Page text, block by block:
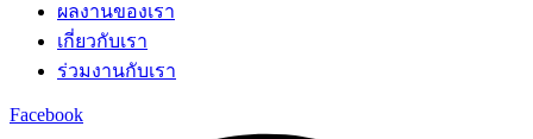
ผลงานของเรา
เกี่ยวกับเรา
ร่วมงานกับเรา
Facebook